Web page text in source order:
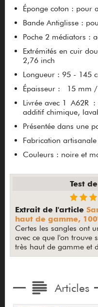
Éponge coton : pour
Bande Antiglisse :
Poche 2 médiators :
Extrémités en cuir
2,76 inch
Longueur : 95 - 145
Épaisseur : 15 mm
Livrée avec 1 A62R :
additif chimique,
Présentée dans une
Fabrication
Couleurs : noire et
Test
Extrait de l'article
haut de gamme,
Certes les sangles ont
avec ce que l'on trouve
très haut de gamme et
Articles